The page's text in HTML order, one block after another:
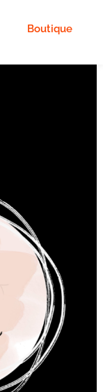
Boutique